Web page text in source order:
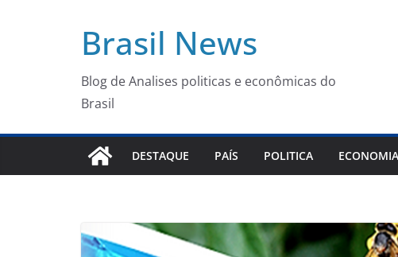
Brasil News
Blog de Analises politicas e econômicas do
Brasil
DESTAQUE PAÍS POLITICA ECONOMIA